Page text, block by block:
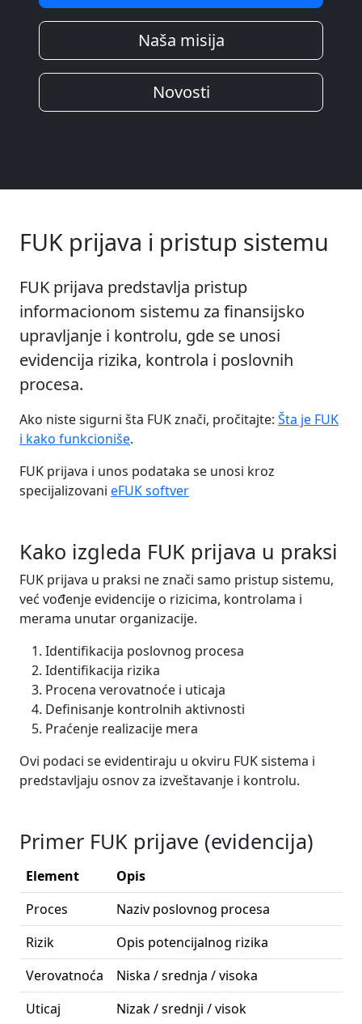
Naša misija
Novosti
FUK prijava i pristup sistemu
FUK prijava predstavlja pristup
informacionom sistemu za finansijsko
upravljanje i kontrolu, gde se unosi
evidencija rizika, kontrola i poslovnih
procesa.
Ako niste sigurni šta FUK znači, pročitajte: Šta je FUK
i kako funkcioniše.
FUK prijava i unos podataka se unosi kroz
specijalizovani eFUK softver
Kako izgleda FUK prijava u praksi
FUK prijava u praksi ne znači samo pristup sistemu,
već vođenje evidencije o rizicima, kontrolama i
merama unutar organizacije.
Identifikacija poslovnog procesa
Identifikacija rizika
Procena verovatnoće i uticaja
Definisanje kontrolnih aktivnosti
Praćenje realizacije mera
Ovi podaci se evidentiraju u okviru FUK sistema i
predstavljaju osnov za izveštavanje i kontrolu.
Primer FUK prijave (evidencija)
Element
Opis
Proces
Naziv poslovnog procesa
Rizik
Opis potencijalnog rizika
Verovatnoća
Niska / srednja / visoka
Uticaj
Nizak / srednji / visok